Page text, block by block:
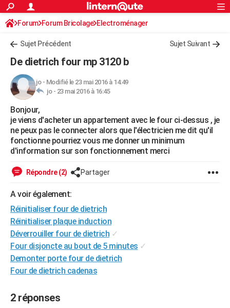
ACTUALITÉS
Politique
Société
Faits Divers
Education
Monde
Villes
+
FINANCE
Retraite
Impôts
Epargne
Immobilier
Risques naturels par ville
Banque
Assurance
Crédit
AUTO
Essais
Réserver un essai
Citadines
Berlines
SUV
Forum auto
+HIGH-TECH
Mobiles
Meilleur smartphone
Internet
Ordinateurs
Jeux vidéo
Guide high-tech
+BRICOLAGE
Forum
Aménagement intérieur
Extérieur
Cuisine
Salle de bains
Jardinage
Rangement
Guides de France
Escapades
Patrimoine
Expositions
Musées
Week-end nature
Art de vivre
Bien-être
Loisirs
Mode
Modes de vie
Alimentation
Guide de la santé
Maladies
Médicaments
Sommeil
VOYAGE
PHOTO
GUIDES D'ACHAT
CARTE DE VOEUX
S'inscrire
Connexion
Forum Forum Bricolage Electroménager
Sujet Précédent Sujet Suivant
De dietrich four mp 3120 b
jo- Modifié le 23 mai 2016 à 14:49
jo - 23 mai 2016 à 16:45
Bonjour,
je viens d'acheter un appartement avec le four ci-dessus , je
ne peux pas le connecter alors que l'électricien me dit qu'il
fonctionne pourriez vous me donner un minimum
d'information sur son fonctionnement merci
Répondre (2) Partager
A voir également:
Réinitialiser four de dietrich
Réinitialiser plaque induction
Déverrouiller four de dietrich ✓
Four disjoncte au bout de 5 minutes ✓
Demonter porte four de dietrich
Four de dietrich cadenas
2 réponses